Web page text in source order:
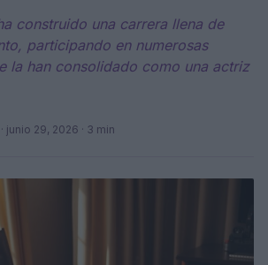
construido una carrera llena de
participando en numerosas
la han consolidado como una actriz
· junio 29, 2026 · 3 min